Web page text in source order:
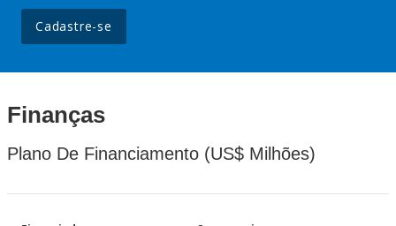
Cadastre-se
Finanças
Plano De Financiamento (US$ Milhões)